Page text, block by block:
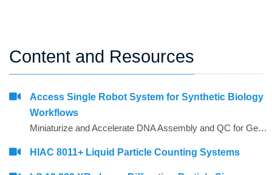
Content and Resources
Access Single Robot System for Synthetic Biology
Workflows
Miniaturize and Accelerate DNA Assembly and QC for Gene Synthesis
HIAC 8011+ Liquid Particle Counting Systems